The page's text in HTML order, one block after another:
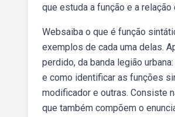
que estuda a função e a
Websaiba o que é função
exemplos de cada uma delas.
perdido, da banda legião
e como identificar as funções
modificador e outras. Consiste
que também compõem o